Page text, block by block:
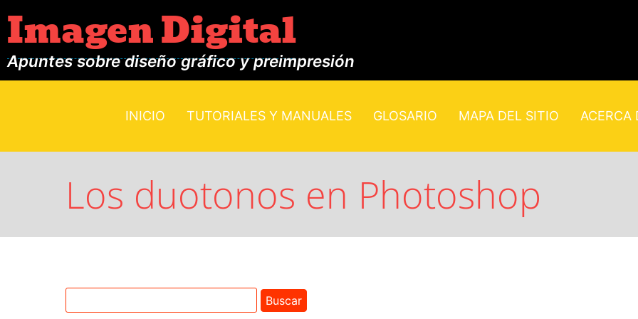
Imagen Digital
Apuntes sobre diseño gráfico y preimpresión
INICIO TUTORIALES Y MANUALES GLOSARIO MAPA DEL SITIO ACERCA
Los duotonos en Photoshop